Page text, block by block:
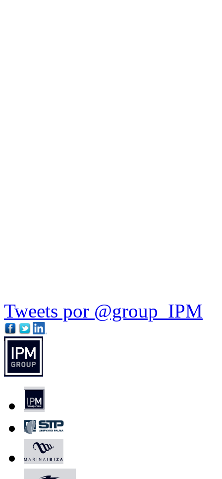
Tweets por @group_IPM